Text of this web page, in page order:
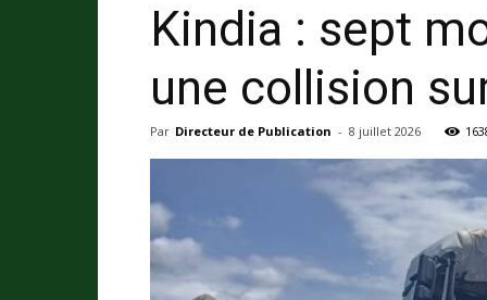
SANS
PASSION
Kindia : sept
une collision
Par Directeur de Publication - 8 juillet 2026